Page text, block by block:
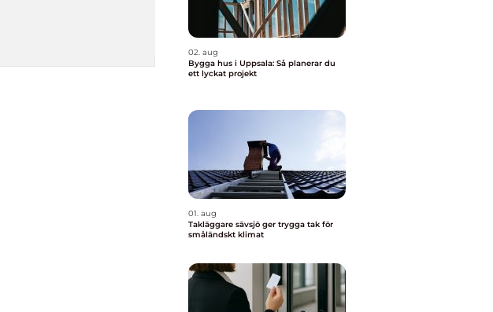
02. aug
Bygga hus i Uppsala: Så planerar du
ett lyckat projekt
01. aug
Takläggare sävsjö ger trygga tak för
småländskt klimat